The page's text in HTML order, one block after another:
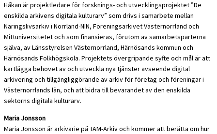
Håkan är projektledare för forsknings- och utvecklingsprojektet ”De
enskilda arkivens digitala kulturarv” som drivs i samarbete mellan
Näringslivsarkiv i Norrland-NIN, Föreningsarkivet Västernorrland och
Mittuniversitetet och som finansieras, förutom av samarbetsparterna
själva, av Länsstyrelsen Västernorrland, Härnösands kommun och
Härnösands Folkhögskola. Projektets övergripande syfte och mål är att
kartlägga behovet av och utveckla nya tjänster avseende digital
arkivering och tillgängliggörande av arkiv för företag och föreningar i
Västernorrlands län, och att bidra till bevarandet av den enskilda
sektorns digitala kulturarv.
Maria Jonsson
Maria Jonsson är arkivarie på TAM-Arkiv och kommer att berätta om hur